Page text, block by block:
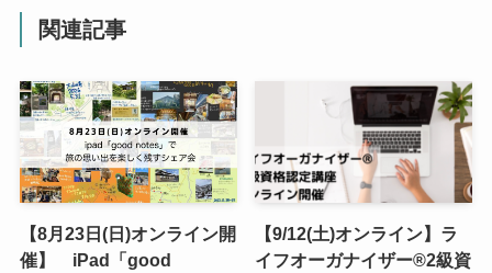
関連記事
【8月23日(日)オンライン開
催】 iPad「good
【9/12(土)オンライン】ラ
イフオーガナイザー®︎2級資